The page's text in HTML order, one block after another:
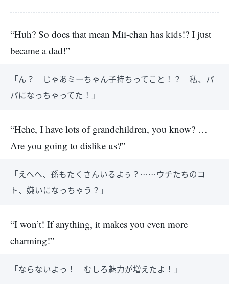
“Huh? So does that mean Mii-chan has kids!? I just
became a dad!”
「ん？ じゃあミーちゃん子持ちってこと！？ 私、パ
パになっちゃってた！」
“Hehe, I have lots of grandchildren, you know? …
Are you going to dislike us?”
「えへへ、孫もたくさんいるよぅ？……ウチたちのコ
ト、嫌いになっちゃう？」
“I won’t! If anything, it makes you even more
charming!”
「ならないよっ！ むしろ魅力が増えたよ！」